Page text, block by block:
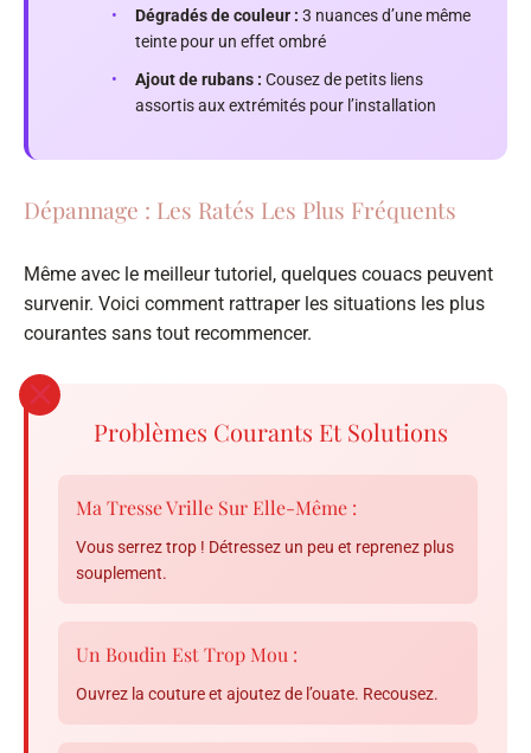
•
Dégradés de couleur : 3 nuances d’une même
teinte pour un effet ombré
•
Ajout de rubans : Cousez de petits liens
assortis aux extrémités pour l’installation
Dépannage : Les Ratés Les Plus Fréquents
Même avec le meilleur tutoriel, quelques couacs peuvent
survenir. Voici comment rattraper les situations les plus
courantes sans tout recommencer.
Problèmes Courants Et Solutions
Ma Tresse Vrille Sur Elle-Même :
Vous serrez trop ! Détressez un peu et reprenez plus
souplement.
Un Boudin Est Trop Mou :
Ouvrez la couture et ajoutez de l’ouate. Recousez.